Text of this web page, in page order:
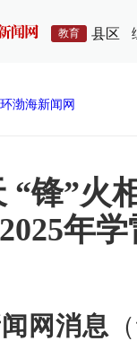
教育 县区
环渤海新闻网
“锋”
年
网消息